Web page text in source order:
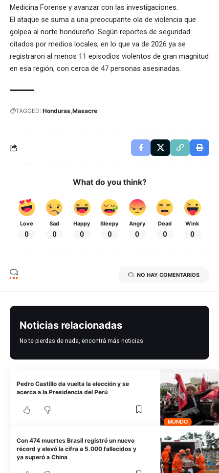
Medicina Forense y avanzar con las investigaciones.
El ataque se suma a una preocupante ola de violencia que
golpea al norte hondureño. Según reportes de seguridad
citados por medios locales, en lo que va de 2026 ya se
registraron al menos 11 episodios violentos de gran magnitud
en esa región, con cerca de 47 personas asesinadas.
TAGGED: Honduras Masacre
What do you think?
Love
0
Sad
0
Happy
0
Sleepy
0
Angry
0
Dead
0
Wink
0
NO HAY COMENTARIOS
Noticias relacionadas
No te pierdas de nada, encontrá más noticias
MUNDO
Pedro Castillo da vuelta la elección y se
acerca a la Presidencia del Perú
Con 474 muertes Brasil registró un nuevo
récord y elevó la cifra a 5.000 fallecidos y
ya superó a China